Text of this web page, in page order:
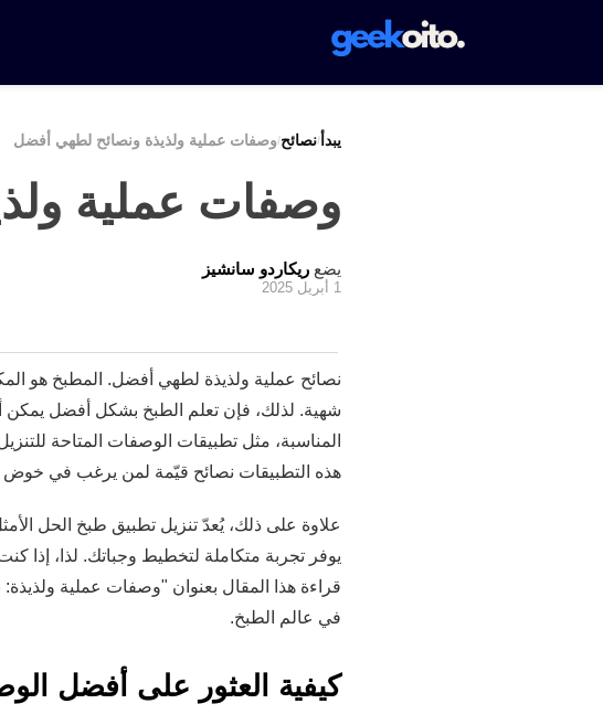
يبدأ /نصائح/وصفات عملية ولذيذة ونصائح لطهي أفضل
وصفات عملية
يضع ريكاردو سانشيز
1 أبريل 2025
نصائح عملية ولذيذة لطهي أفضل. المطبخ هو
شهية. لذلك، فإن تعلم الطبخ بشكل أفضل يمكن
هذه التطبيقات نصائح قيّمة لمن يرغب في خوض
علاوة على ذلك، يُعدّ تنزيل تطبيق طبخ الحل
يوفر تجربة متكاملة لتخطيط وجباتك. لذا،
قراءة هذا المقال بعنوان "وصفات عملية
في عالم الطبخ.
كيفية العثور على أفضل